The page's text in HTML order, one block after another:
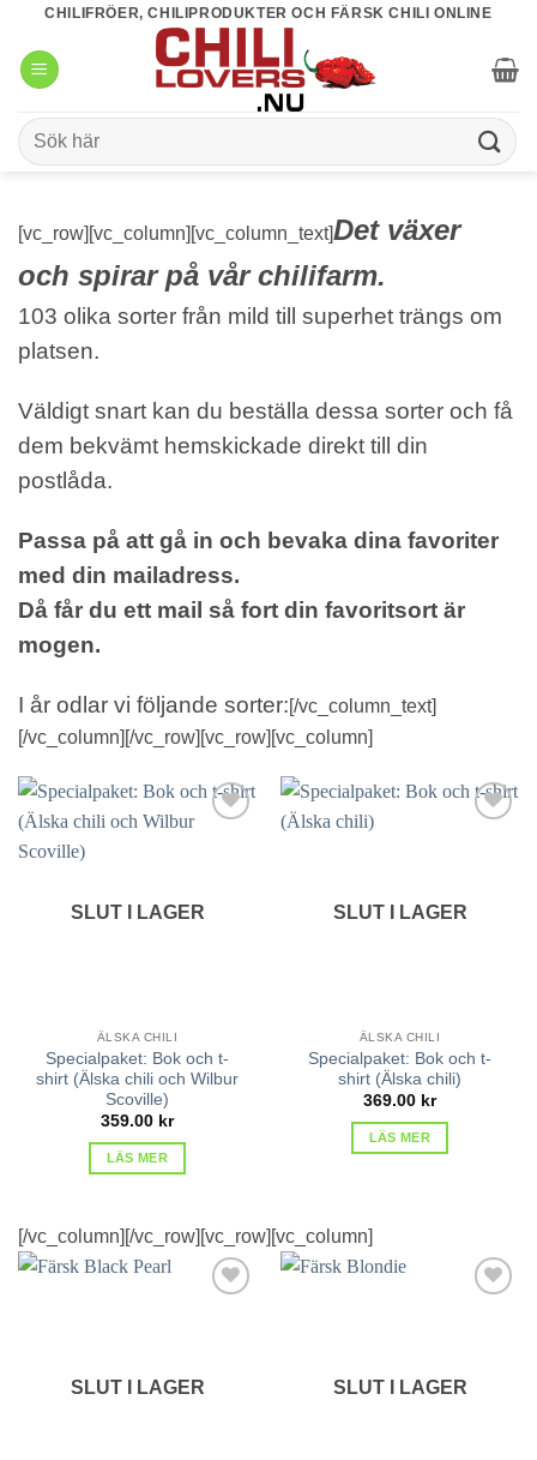
content
CHILIFRÖER, CHILIPRODUKTER OCH FÄRSK CHILI ONLINE
Sök
efter:
[vc_row][vc_column][vc_column_text]Det växer
och spirar på vår chilifarm.
103 olika sorter från mild till superhet trängs om
platsen.
Väldigt snart kan du beställa dessa sorter och få
dem bekvämt hemskickade direkt till din
postlåda.
Passa på att gå in och bevaka dina favoriter
med din mailadress.
Då får du ett mail så fort din favoritsort är
mogen.
I år odlar vi följande sorter:[/vc_column_text]
[/vc_column][/vc_row][vc_row][vc_column]
SLUT I LAGER
ÄLSKA CHILI
Specialpaket: Bok och t-
shirt (Älska chili och Wilbur
Scoville)
359.00 kr
LÄS MER
SLUT I LAGER
ÄLSKA CHILI
Specialpaket: Bok och t-
shirt (Älska chili)
369.00 kr
LÄS MER
[/vc_column][/vc_row][vc_row][vc_column]
SLUT I LAGER SLUT I LAGER